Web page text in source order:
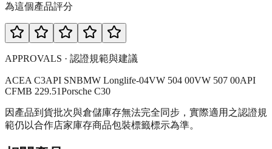
為這個產品評分
APPROVALS · 認證規範與建議
ACEA C3API SNBMW Longlife-04VW 504 00VW 507 00API
CFMB 229.51Porsche C30
因產品到貨批次與倉儲庫存無法完全同步，實際適用之認證規
範仍以合作店家庫存商品包裝標籤標示為準。